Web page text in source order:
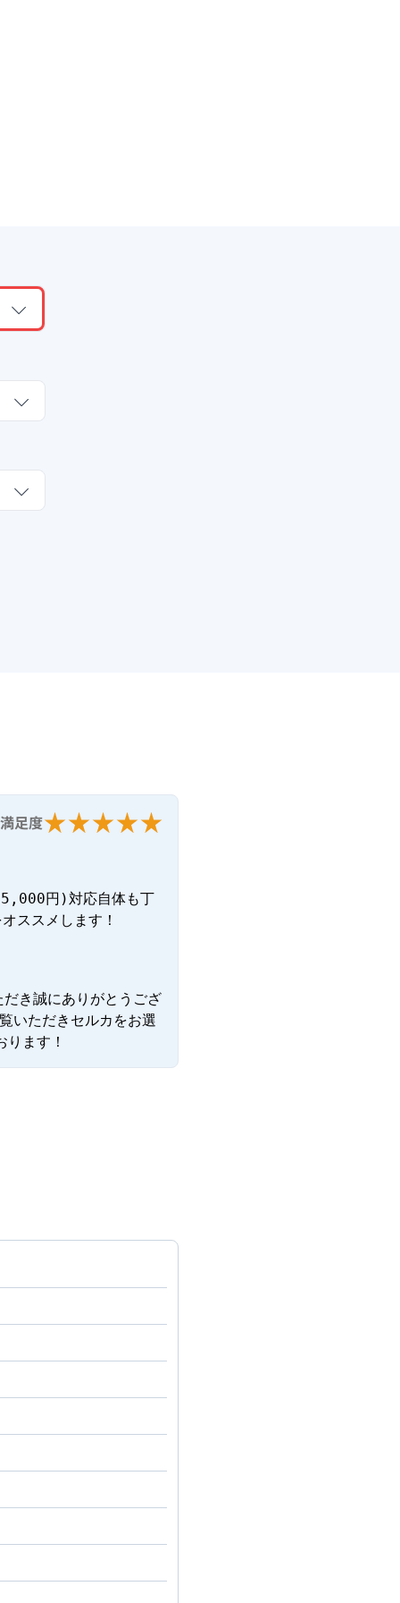
満足度
円)対応自体も丁
ススメします！
き誠にありがとうござ
いただきセルカをお選
ます！